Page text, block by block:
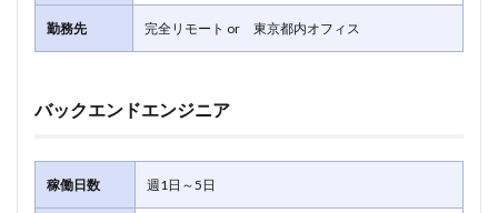
勤務先 完全リモート or 東京都内オフィス
バックエンドエンジニア
稼働日数 週1日～5日